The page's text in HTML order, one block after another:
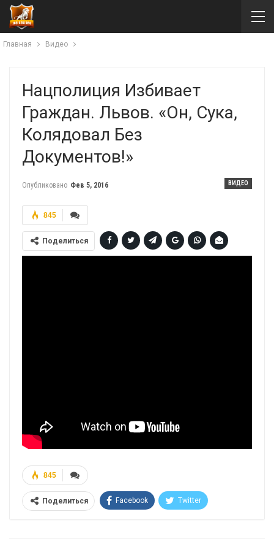
Главная Видео
Нацполиция Избивает
Граждан. Львов. «Он, Сука,
Колядовал Без
Документов!»
ВИДЕО
Опубликовано Фев 5, 2016
845
Поделиться
845
Поделиться Facebook Twitter